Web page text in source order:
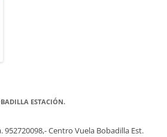
ESTACIÓN.
Centro Vuela Bobadilla Est.